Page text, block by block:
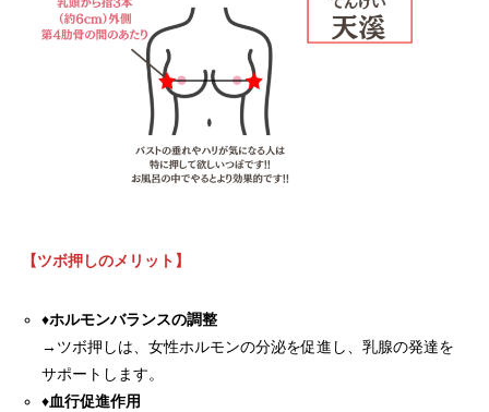
【ツボ押しのメリット】
♦ホルモンバランスの調整
→ツボ押しは、女性ホルモンの分泌を促進し、乳腺の発達を
サポートします。
♦血行促進作用